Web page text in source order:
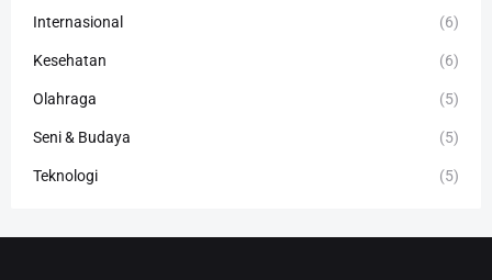
Internasional (6)
Kesehatan (6)
Olahraga (5)
Seni & Budaya (5)
Teknologi (5)